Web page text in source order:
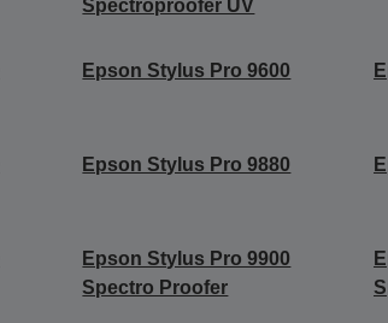
Spectroproofer UV
Epson Stylus Pro 9600
Epson Stylus Pro 9880
Epson Stylus Pro 9900
Spectro Proofer